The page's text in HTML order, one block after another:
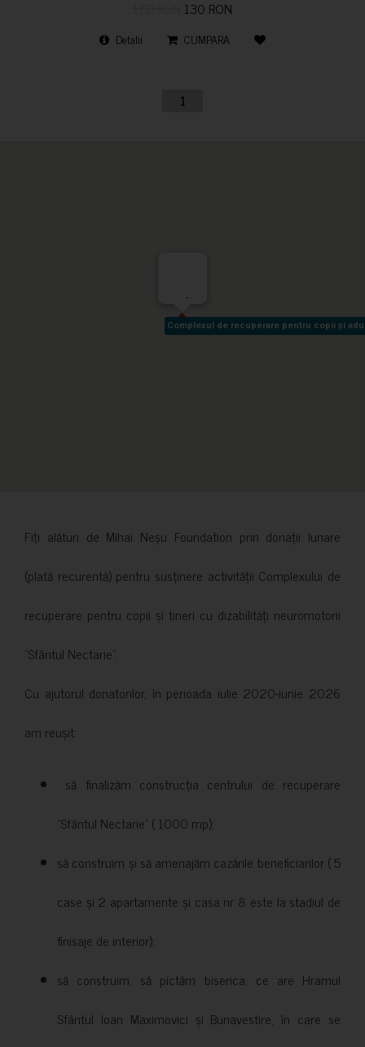
130 RON
Detalii CUMPARA
1
Complexul de recuperare pentru copii și
Complexul de recuperare pentru copii și
-
Fiți alături de Mihai Neșu Foundation prin donații lunare
(plată recurentă) pentru susținere activității Complexului de
recuperare pentru copii și tineri cu dizabilități neuromotorii
”Sfântul Nectarie”.
Cu ajutorul donatorilor, în perioada iulie 2020-iunie 2026
am reușit:
să finalizăm construcția centrului de recuperare
”Sfântul Nectarie” ( 1000 mp);
să construim și să amenajăm cazările beneficiarilor ( 5
case și 2 apartamente și casa nr 8 este la stadiul de
finisaje de interior);
să construim, să pictăm biserica, ce are Hramul
Sfântul Ioan Maximovici și Bunavestire, în care se